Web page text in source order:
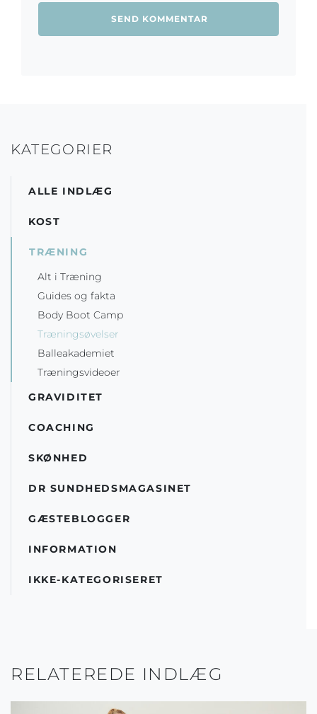
KATEGORIER
ALLE INDLÆG
KOST
TRÆNING
Alt i Træning
Guides og fakta
Body Boot Camp
Træningsøvelser
Balleakademiet
Træningsvideoer
GRAVIDITET
COACHING
SKØNHED
DR SUNDHEDSMAGASINET
GÆSTEBLOGGER
INFORMATION
IKKE-KATEGORISERET
RELATEREDE INDLÆG